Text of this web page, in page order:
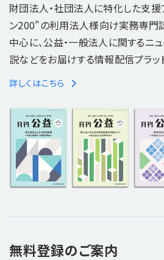
財団法人・社団法人に特化した支援
ン200"の利用法人様向け実務専門
中心に、公益・一般法人に関するニ
説などをお届けする情報配信プラッ
詳しくはこちら
無料登録のご案内